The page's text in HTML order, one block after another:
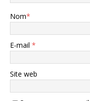
Nom*
E-mail *
Site web